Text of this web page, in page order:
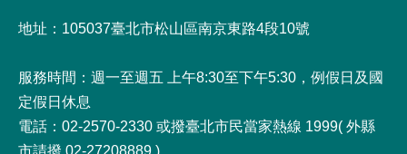
地址：105037臺北市松山區南京東路4段10號
服務時間：週一至週五 上午8:30至下午5:30，例假日及國
定假日休息
電話：02-2570-2330 或撥臺北市民當家熱線 1999( 外縣
市請撥 02-27208889 )